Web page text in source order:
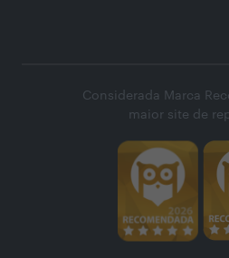
Considerada Marca
maior site de